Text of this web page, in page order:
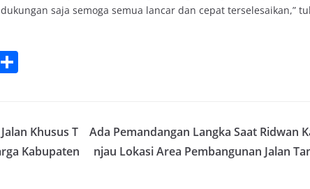
saja semoga semua lancar dan cepat terselesaikan,”
eKhusus T
Kabupaten
Ada Pemandangan Langka Saat Ridwan
njau Lokasi Area Pembangunan Jalan